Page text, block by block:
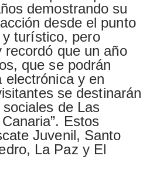
demostrando su
desde el punto
turístico, pero
recordó que un año
que se podrán
electrónica y en
se destinarán
de Las
Estos
Juvenil, Santo
La Paz y El